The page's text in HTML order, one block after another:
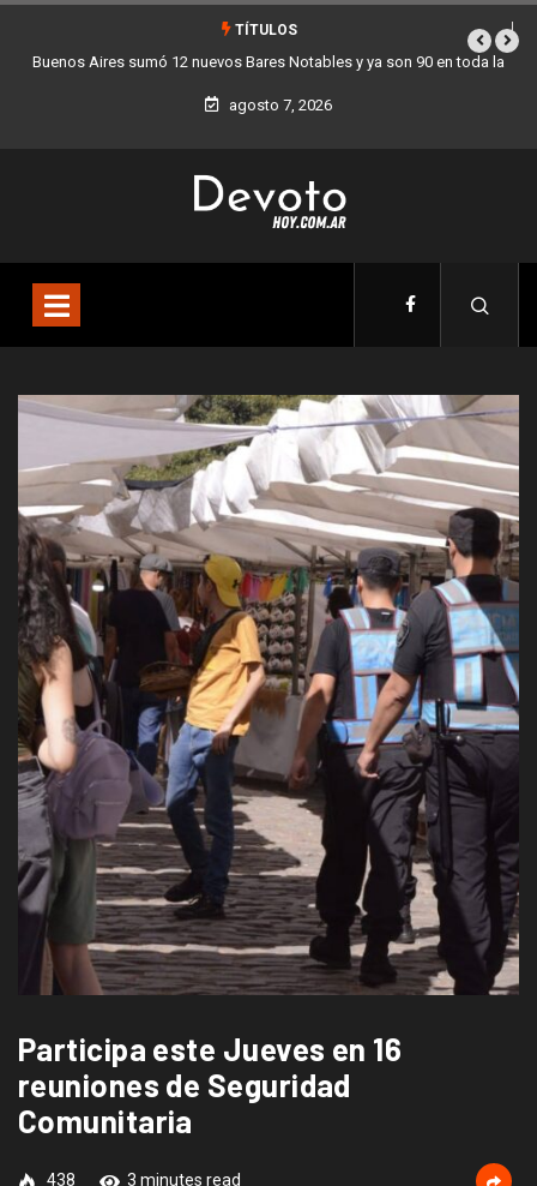
TÍTULOS
ya son 90 en toda la Los stands móviles de la Ciudad llegan esta
agosto 7, 2026
Participa este Jueves en 16
reuniones de Seguridad
Comunitaria
438 3 minutes read